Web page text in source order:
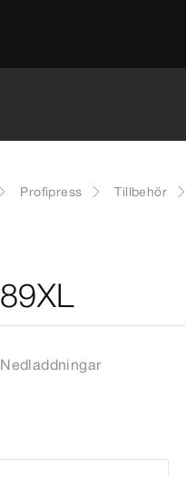
Profipress Tillbehör
Nedladdningar